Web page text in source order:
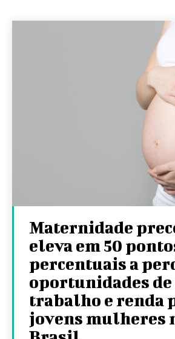
Maternidade
eleva em 50
percentuais a
oportunidades de
trabalho e renda
jovens mulheres